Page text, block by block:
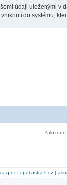
údaji uloženými v
do systému,
Založeno
g.cz| opel-astra-h.cz|